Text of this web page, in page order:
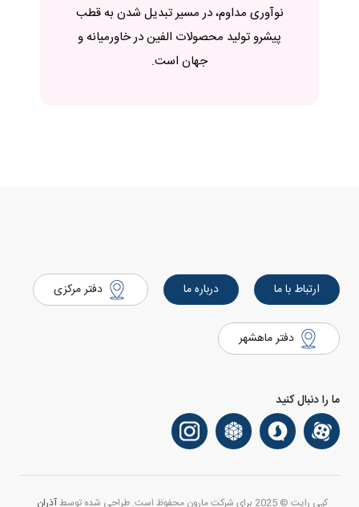
نوآوری مداوم، در مسیر تبدیل شدن به قطب
پیشرو تولید محصولات الفین در خاورمیانه و
جهان است.
ارتباط با ما درباره ما دفتر مرکزی
دفتر ماهشهر
ما را دنبال کنید
کپی رایت © 2025 برای شرکت مارون محفوظ است. طراحی شده توسط آذران